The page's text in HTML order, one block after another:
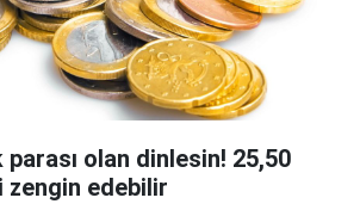
parası olan dinlesin! 25,50
zengin edebilir